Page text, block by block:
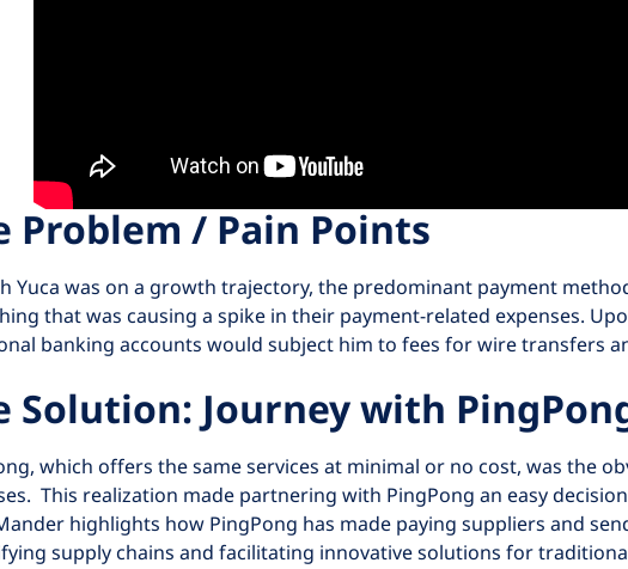
Problem / Pain Points
Yuca was on a growth trajectory, the predominant payment
that was causing a spike in their payment-related expenses.
banking accounts would subject him to fees for wire transfers
Solution: Journey with
which offers the same services at minimal or no cost, was the
This realization made partnering with PingPong an easy
highlights how PingPong has made paying suppliers and
supply chains and facilitating innovative solutions for